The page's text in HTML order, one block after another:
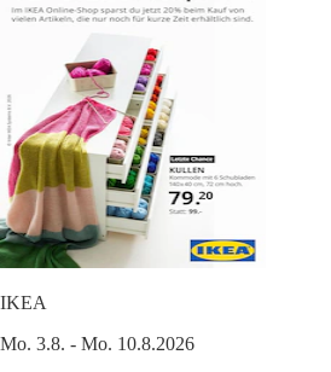
IKEA
Mo. 3.8. - Mo. 10.8.2026